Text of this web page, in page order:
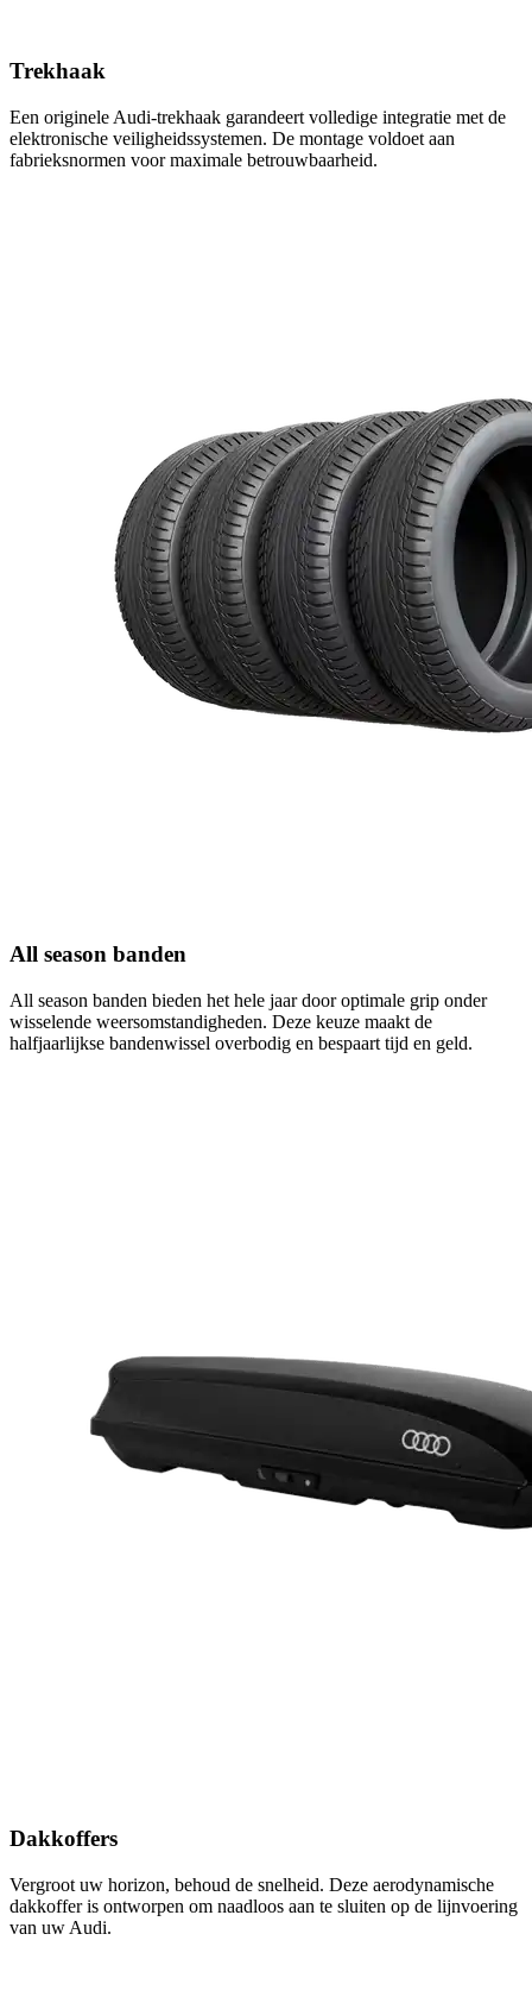
Trekhaak
Een originele Audi-trekhaak garandeert volledige integratie met de
elektronische veiligheidssystemen. De montage voldoet aan
fabrieksnormen voor maximale betrouwbaarheid.
All season banden
All season banden bieden het hele jaar door optimale grip onder
wisselende weersomstandigheden. Deze keuze maakt de
halfjaarlijkse bandenwissel overbodig en bespaart tijd en geld.
Dakkoffers
Vergroot uw horizon, behoud de snelheid. Deze aerodynamische
dakkoffer is ontworpen om naadloos aan te sluiten op de lijnvoering
van uw Audi.